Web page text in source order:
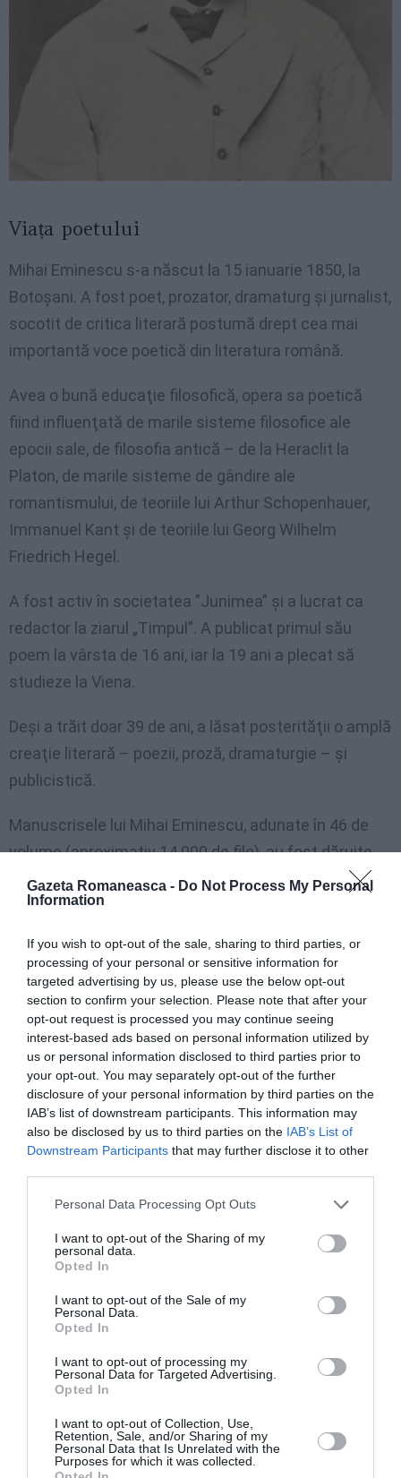
Gazeta Romaneasca - Do Not Process My Personal
Information
If you wish to opt-out of the sale, sharing to third parties, or
processing of your personal or sensitive information for
targeted advertising by us, please use the below opt-out
section to confirm your selection. Please note that after your
opt-out request is processed you may continue seeing
interest-based ads based on personal information utilized by
us or personal information disclosed to third parties prior to
your opt-out. You may separately opt-out of the further
disclosure of your personal information by third parties on the
IAB’s list of downstream participants. This information may
also be disclosed by us to third parties on the IAB’s List of
Downstream Participants that may further disclose it to other
Personal Data Processing Opt Outs
I want to opt-out of the Sharing of my
personal data.
Opted In
I want to opt-out of the Sale of my
Personal Data.
Opted In
I want to opt-out of processing my
Personal Data for Targeted Advertising.
Opted In
I want to opt-out of Collection, Use,
Retention, Sale, and/or Sharing of my
Personal Data that Is Unrelated with the
Purposes for which it was collected.
Viața poetului
Mihai Eminescu s-a născut la 15 ianuarie 1850, la
Botoşani. A fost poet, prozator, dramaturg şi jurnalist,
socotit de critica literară postumă drept cea mai
importantă voce poetică din literatura română.
Avea o bună educaţie filosofică, opera sa poetică
fiind influenţată de marile sisteme filosofice ale
epocii sale, de filosofia antică – de la Heraclit la
Platon, de marile sisteme de gândire ale
romantismului, de teoriile lui Arthur Schopenhauer,
Immanuel Kant şi de teoriile lui Georg Wilhelm
Friedrich Hegel.
A fost activ în societatea ”Junimea” şi a lucrat ca
redactor la ziarul „Timpul”. A publicat primul său
poem la vârsta de 16 ani, iar la 19 ani a plecat să
studieze la Viena.
Deşi a trăit doar 39 de ani, a lăsat posterităţii o amplă
creaţie literară – poezii, proză, dramaturgie – şi
publicistică.
Manuscrisele lui Mihai Eminescu, adunate în 46 de
volume (aproximativ 14.000 de file), au fost dăruite
Academiei Române de Titu Maiorescu, în 25 ianuarie
1902.
«Eminescu ar fi semnat pentru „Fără penali”»,
aberațiile șefului comisiei pentru cultură din Camera
Deputaților, Iulian Bulai (USR), de Ziua Culturii
Naționale
„El n-avea slăbiciuni pentru nimic”
Scriitorul Ioan Slavici spunea: „Eram în multe privinţe
foarte diferiţi unul de altul şi am fost, cu toate
acestea, buni, în mai multe rânduri chiar nedespărţiţi
prieteni (…)
Ceea ce noi numim sentimentalitate nu exista
pentru dânsul. El n-avea slăbiciuni pentru nimic, toate
porneau la dânsul din convingere, şi ceea ce noi
ceilalţi facem din iubire, el făcea din hotărâre
nestrămutată”, conform volumului „Amintiri”, Editura